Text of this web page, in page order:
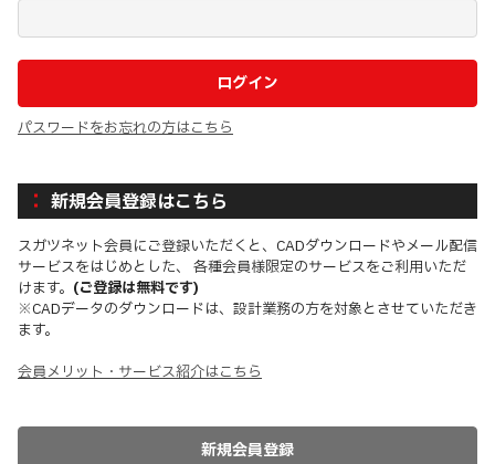
パスワードをお忘れの方はこちら
新規会員登録はこちら
スガツネット会員にご登録いただくと、CADダウンロードやメール配信
サービスをはじめとした、 各種会員様限定のサービスをご利用いただ
けます。 (ご登録は無料です)
※CADデータのダウンロードは、設計業務の方を対象とさせていただき
ます。
会員メリット・サービス紹介はこちら